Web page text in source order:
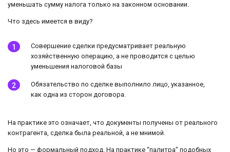
уменьшать сумму налога только на законном основании.
Что здесь имеется в виду?
Совершение сделки предусматривает реальную
хозяйственную операцию, а не проводится с целью
уменьшения налоговой базы
Обязательство по сделке выполнило лицо, указанное,
как одна из сторон договора.
На практике это означает, что документы получены от реального
контрагента, сделка была реальной, а не мнимой.
Но это — формальный подход. На практике “палитра” подобных